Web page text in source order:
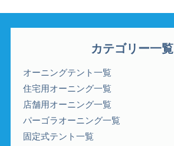
カテゴリー一覧
オーニングテント一覧
住宅用オーニング一覧
店舗用オーニング一覧
パーゴラオーニング一覧
固定式テント一覧